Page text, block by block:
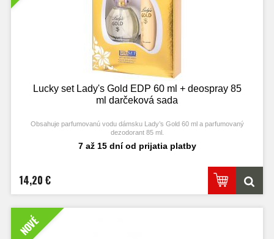
Lucky set Lady's Gold EDP 60 ml + deospray 85
ml darčeková sada
Obsahuje parfumovanú vodu dámsku Lady’s Gold 60 ml a parfumovaný
dezodorant 85 ml.
Francúzske parfumové esencie!
7 až 15 dní od prijatia platby
14,20 €
NOVÉ